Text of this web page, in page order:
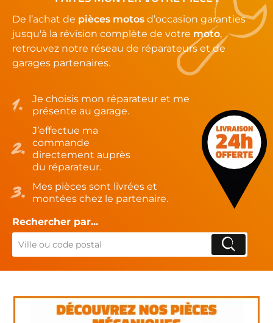
De l’achat de pièces motos d’occasion garanties
jusqu'à la révision complète de votre moto,
retrouvez notre réseau de réparateurs et de
garages partenaires.
Je choisis mon réparateur et me
présente au garage.
J’effectue ma
commande
directement auprès
du réparateur.
Mes pièces sont livrées et
montées chez le partenaire.
Rechercher par...